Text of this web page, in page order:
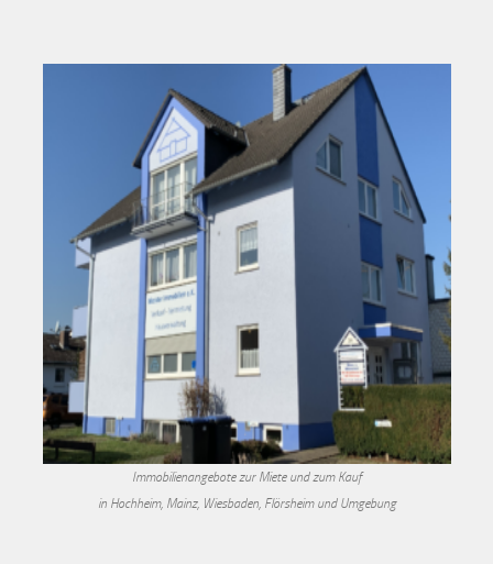
Immobilienangebote zur Miete und zum Kauf
in Hochheim, Mainz, Wiesbaden, Flörsheim und Umgebung